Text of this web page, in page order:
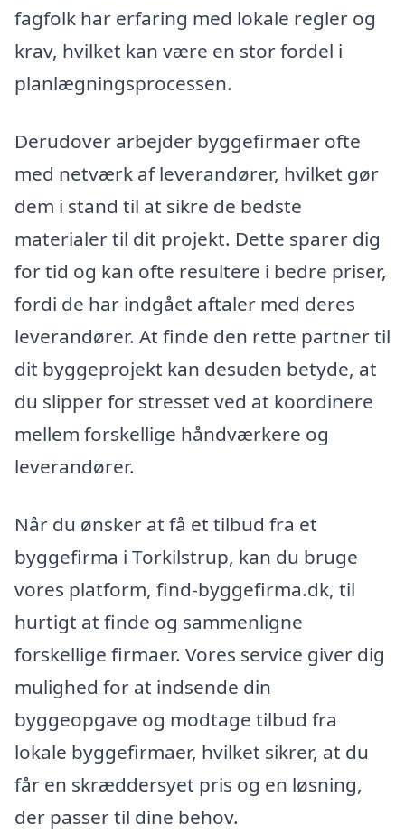
fagfolk har erfaring med lokale regler og
krav, hvilket kan være en stor fordel i
planlægningsprocessen.
Derudover arbejder byggefirmaer ofte
med netværk af leverandører, hvilket gør
dem i stand til at sikre de bedste
materialer til dit projekt. Dette sparer dig
for tid og kan ofte resultere i bedre priser,
fordi de har indgået aftaler med deres
leverandører. At finde den rette partner til
dit byggeprojekt kan desuden betyde, at
du slipper for stresset ved at koordinere
mellem forskellige håndværkere og
leverandører.
Når du ønsker at få et tilbud fra et
byggefirma i Torkilstrup, kan du bruge
vores platform, find-byggefirma.dk, til
hurtigt at finde og sammenligne
forskellige firmaer. Vores service giver dig
mulighed for at indsende din
byggeopgave og modtage tilbud fra
lokale byggefirmaer, hvilket sikrer, at du
får en skræddersyet pris og en løsning,
der passer til dine behov.